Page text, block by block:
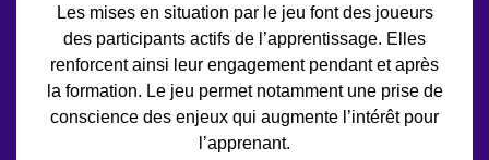
Les mises en situation par le jeu font des joueurs
des participants actifs de l’apprentissage. Elles
renforcent ainsi leur engagement pendant et après
la formation. Le jeu permet notamment une prise de
conscience des enjeux qui augmente l’intérêt pour
l’apprenant.